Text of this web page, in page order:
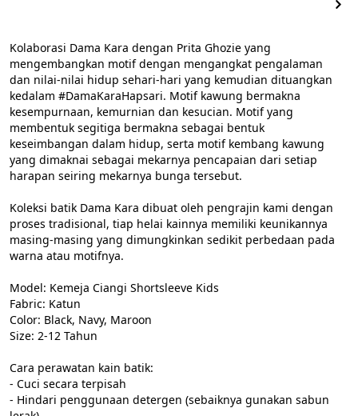
Kolaborasi Dama Kara dengan Prita Ghozie yang
mengembangkan motif dengan mengangkat pengalaman
dan nilai-nilai hidup sehari-hari yang kemudian dituangkan
kedalam #DamaKaraHapsari. Motif kawung bermakna
kesempurnaan, kemurnian dan kesucian. Motif yang
membentuk segitiga bermakna sebagai bentuk
keseimbangan dalam hidup, serta motif kembang kawung
yang dimaknai sebagai mekarnya pencapaian dari setiap
harapan seiring mekarnya bunga tersebut.
Koleksi batik Dama Kara dibuat oleh pengrajin kami dengan
proses tradisional, tiap helai kainnya memiliki keunikannya
masing-masing yang dimungkinkan sedikit perbedaan pada
warna atau motifnya.
Model: Kemeja Ciangi Shortsleeve Kids
Fabric: Katun
Color: Black, Navy, Maroon
Size: 2-12 Tahun
Cara perawatan kain batik:
- Cuci secara terpisah
- Hindari penggunaan detergen (sebaiknya gunakan sabun